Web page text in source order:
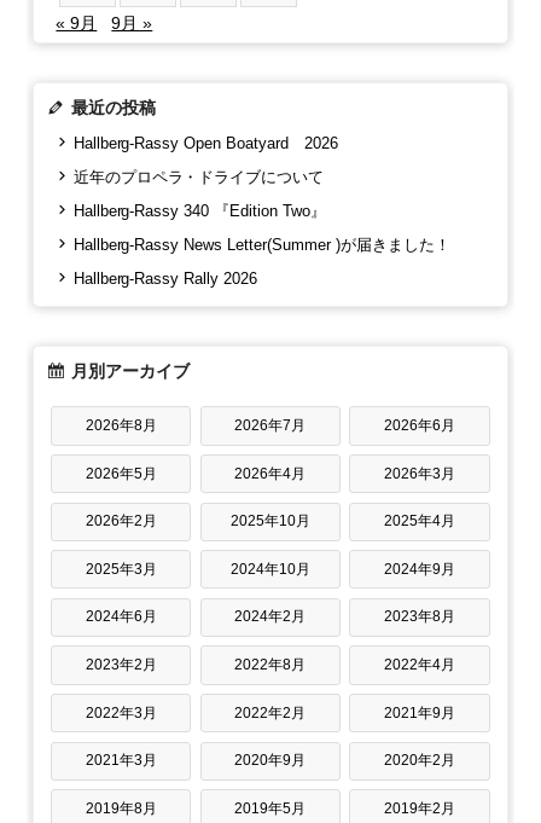
« 9月
9月 »
最近の投稿
Hallberg-Rassy Open Boatyard 2026
近年のプロペラ・ドライブについて
Hallberg-Rassy 340 『Edition Two』
Hallberg-Rassy News Letter(Summer )が届きました！
Hallberg-Rassy Rally 2026
月別アーカイブ
2026年8月 2026年7月 2026年6月
2026年5月 2026年4月 2026年3月
2026年2月 2025年10月 2025年4月
2025年3月 2024年10月 2024年9月
2024年6月 2024年2月 2023年8月
2023年2月 2022年8月 2022年4月
2022年3月 2022年2月 2021年9月
2021年3月 2020年9月 2020年2月
2019年8月 2019年5月 2019年2月